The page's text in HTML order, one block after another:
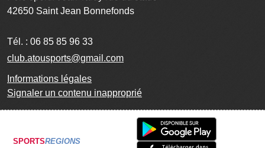
42650 Saint Jean Bonnefonds
Tél. : 06 85 85 96 33
club.atousports@gmail.com
Informations légales
Signaler un contenu inapproprié
SPORTSREGIONS